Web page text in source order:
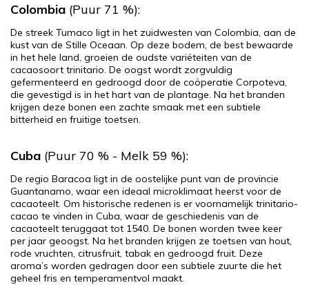
Colombia (Puur 71 %):
De streek Tumaco ligt in het zuidwesten van Colombia, aan de
kust van de Stille Oceaan. Op deze bodem, de best bewaarde
in het hele land, groeien de oudste variëteiten van de
cacaosoort trinitario. De oogst wordt zorgvuldig
gefermenteerd en gedroogd door de coöperatie Corpoteva,
die gevestigd is in het hart van de plantage. Na het branden
krijgen deze bonen een zachte smaak met een subtiele
bitterheid en fruitige toetsen.
Cuba (Puur 70 % - Melk 59 %):
De regio Baracoa ligt in de oostelijke punt van de provincie
Guantanamo, waar een ideaal microklimaat heerst voor de
cacaoteelt. Om historische redenen is er voornamelijk trinitario-
cacao te vinden in Cuba, waar de geschiedenis van de
cacaoteelt teruggaat tot 1540. De bonen worden twee keer
per jaar geoogst. Na het branden krijgen ze toetsen van hout,
rode vruchten, citrusfruit, tabak en gedroogd fruit. Deze
aroma’s worden gedragen door een subtiele zuurte die het
geheel fris en temperamentvol maakt.